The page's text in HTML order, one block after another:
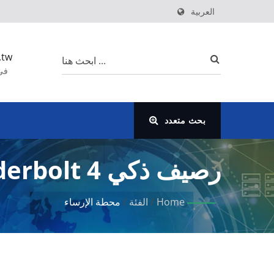
العربية
بحث متعدد
رصيف ذكي Thunderbolt 4 مع بوابة إدارة سحابية.
Home
/ الفئة / محطة الإرساء